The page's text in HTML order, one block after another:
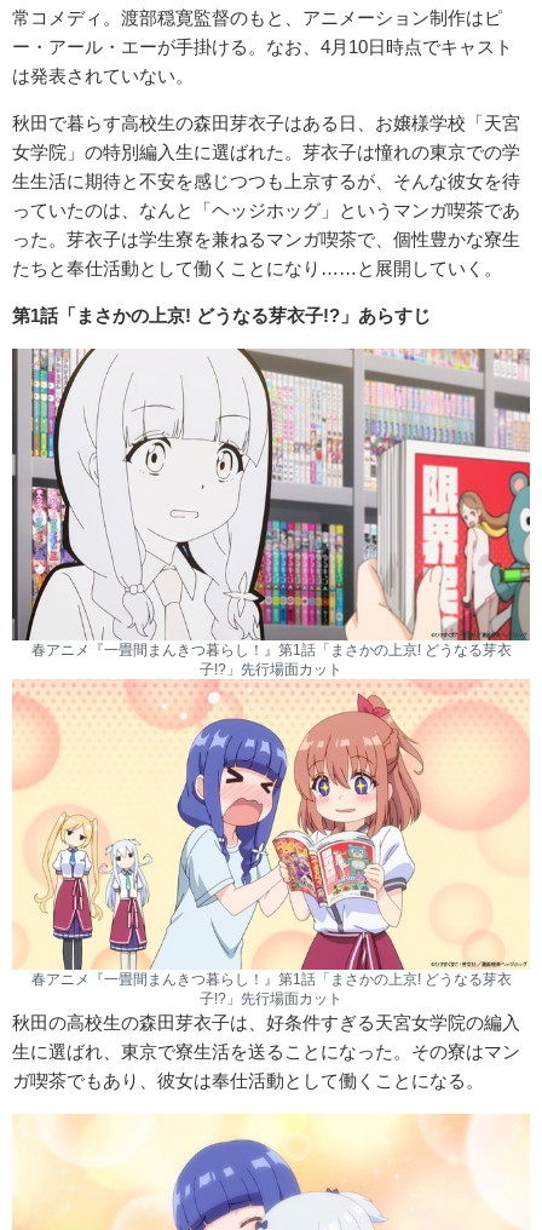
常コメディ。渡部穏寛監督のもと、アニメーション制作はピ
ー・アール・エーが手掛ける。なお、4月10日時点でキャスト
は発表されていない。
秋田で暮らす高校生の森田芽衣子はある日、お嬢様学校「天宮
女学院」の特別編入生に選ばれた。芽衣子は憧れの東京での学
生生活に期待と不安を感じつつも上京するが、そんな彼女を待
っていたのは、なんと「ヘッジホッグ」というマンガ喫茶であ
った。芽衣子は学生寮を兼ねるマンガ喫茶で、個性豊かな寮生
たちと奉仕活動として働くことになり……と展開していく。
第1話「まさかの上京! どうなる芽衣子!?」あらすじ
春アニメ『一畳間まんきつ暮らし！』第1話「まさかの上京! どうなる芽衣
子!?」先行場面カット
春アニメ『一畳間まんきつ暮らし！』第1話「まさかの上京! どうなる芽衣
子!?」先行場面カット
秋田の高校生の森田芽衣子は、好条件すぎる天宮女学院の編入
生に選ばれ、東京で寮生活を送ることになった。その寮はマン
ガ喫茶でもあり、彼女は奉仕活動として働くことになる。